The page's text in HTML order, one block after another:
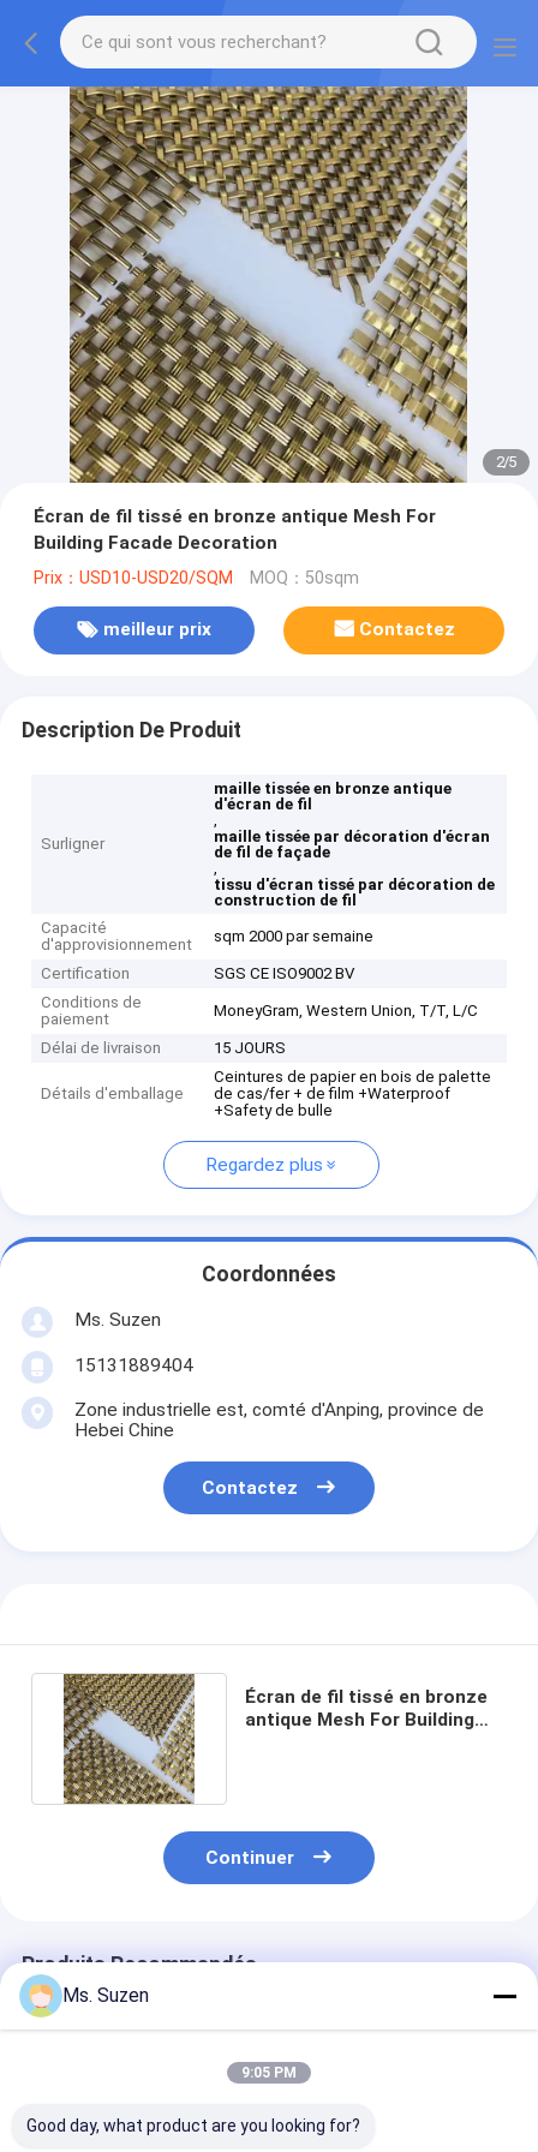
2/5
Écran de fil tissé en bronze antique Mesh For
Building Facade Decoration
Prix：USD10-USD20/SQM MOQ：50sqm
meilleur prix Contactez
Description De Produit
Surligner
maille tissée en bronze antique
d'écran de fil
,
maille tissée par décoration d'écran
de fil de façade
,
tissu d'écran tissé par décoration de
construction de fil
Capacité
d'approvisionnement
sqm 2000 par semaine
Certification
SGS CE ISO9002 BV
Conditions de
paiement
MoneyGram, Western Union, T/T, L/C
Délai de livraison 15 JOURS
Détails d'emballage
Ceintures de papier en bois de palette
de cas/fer + de film +Waterproof
+Safety de bulle
Regardez plus
Coordonnées
Ms. Suzen
15131889404
Zone industrielle est, comté d'Anping, province de
Hebei Chine
Contactez
Écran de fil tissé en bronze
antique Mesh For Building
Continuer
Produits Recommandés
Ms. Suzen
9:05 PM
Good day, what product are you looking for?